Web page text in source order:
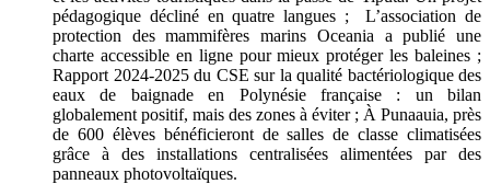
pédagogique décliné en quatre langues ; L’association de
protection des mammifères marins Oceania a publié une
charte accessible en ligne pour mieux protéger les baleines ;
Rapport 2024-2025 du CSE sur la qualité bactériologique des
eaux de baignade en Polynésie française : un bilan
globalement positif, mais des zones à éviter ; À Punaauia, près
de 600 élèves bénéficieront de salles de classe climatisées
grâce à des installations centralisées alimentées par des
panneaux photovoltaïques.